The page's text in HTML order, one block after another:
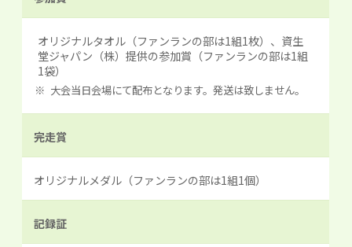
オリジナルタオル（ファンランの部は1組1枚）、資生
堂ジャパン（株）提供の参加賞（ファンランの部は1組
1袋）
大会当日会場にて配布となります。発送は致しません。
完走賞
オリジナルメダル（ファンランの部は1組1個）
記録証